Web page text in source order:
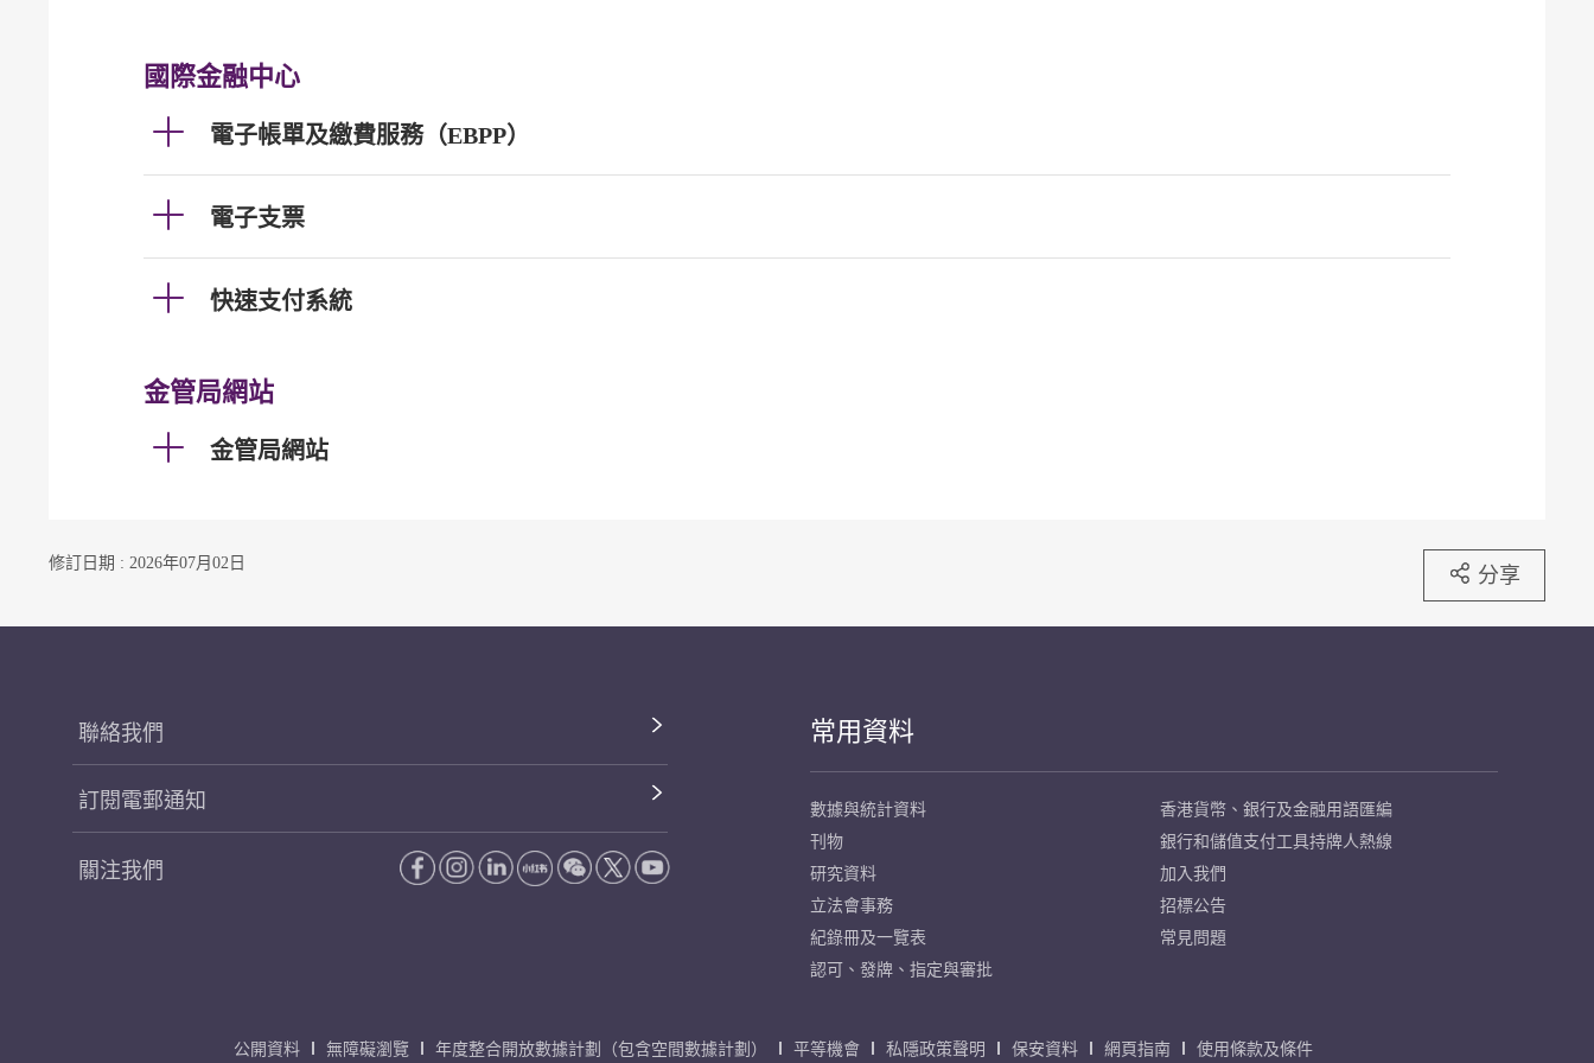
國際金融中心
電子帳單及繳費服務（EBPP）
電子支票
快速支付系統
金管局網站
金管局網站
修訂日期 : 2026年07月02日 分享
聯絡我們
訂閱電郵通知
關注我們
常用資料
數據與統計資料
刊物
研究資料
立法會事務
紀錄冊及一覽表
認可、發牌、指定與審批
香港貨幣、銀行及金融用語匯編
銀行和儲值支付工具持牌人熱線
加入我們
招標公告
常見問題
公開資料 無障礙瀏覽 年度整合開放數據計劃（包含空間數據計劃） 平等機會 私隱政策聲明 保安資料 網頁指南 使用條款及條件